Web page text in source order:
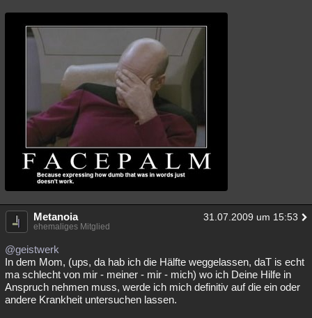
Metanoia 31.07.2009 um 15:53
ehemaliges Mitglied
@geistwerk
In dem Mom, (ups, da hab ich die Hälfte weggelassen, daT is echt
ma schlecht von mir - meiner - mir - mich) wo ich Deine Hilfe in
Anspruch nehmen muss, werde ich mich definitiv auf die ein oder
andere Krankheit untersuchen lassen.